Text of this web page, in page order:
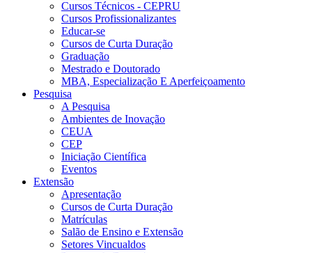
Cursos Técnicos - CEPRU
Cursos Profissionalizantes
Educar-se
Cursos de Curta Duração
Graduação
Mestrado e Doutorado
MBA, Especialização E Aperfeiçoamento
Pesquisa
A Pesquisa
Ambientes de Inovação
CEUA
CEP
Iniciação Científica
Eventos
Extensão
Apresentação
Cursos de Curta Duração
Matrículas
Salão de Ensino e Extensão
Setores Vincualdos